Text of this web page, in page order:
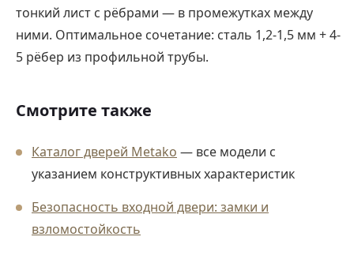
тонкий лист с рёбрами — в промежутках между
ними. Оптимальное сочетание: сталь 1,2-1,5 мм + 4-
5 рёбер из профильной трубы.
Смотрите также
Каталог дверей Metako — все модели с
указанием конструктивных характеристик
Безопасность входной двери: замки и
взломостойкость